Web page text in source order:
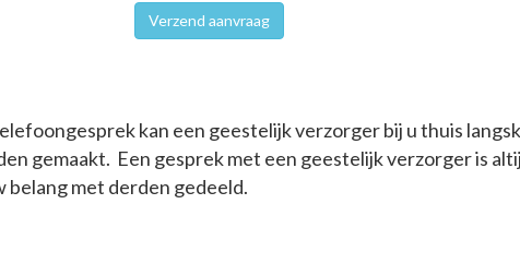
Verzend aanvraag
kan een geestelijk verzorger bij u thuis
gemaakt. Een gesprek met een geestelijk verzorger is
belang met derden gedeeld.